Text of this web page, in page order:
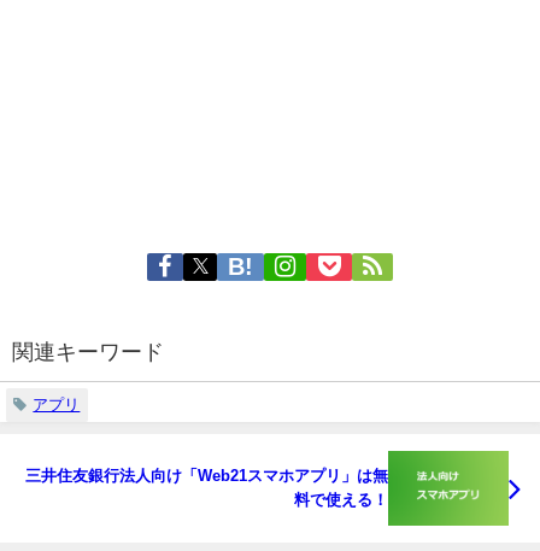
関連キーワード
アプリ
三井住友銀行法人向け「Web21スマホアプリ」は無
料で使える！